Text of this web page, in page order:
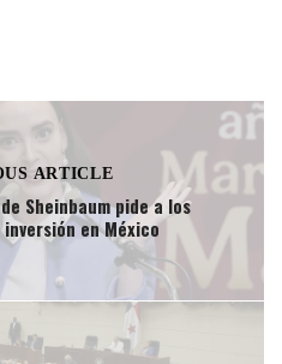
ARTICLE
Sheinbaum pide a los
en México